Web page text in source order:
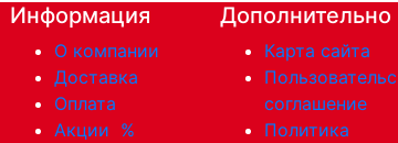
Информация
О компании
Доставка
Оплата
Акции %
Дополнительно
Карта сайта
соглашение
Политика